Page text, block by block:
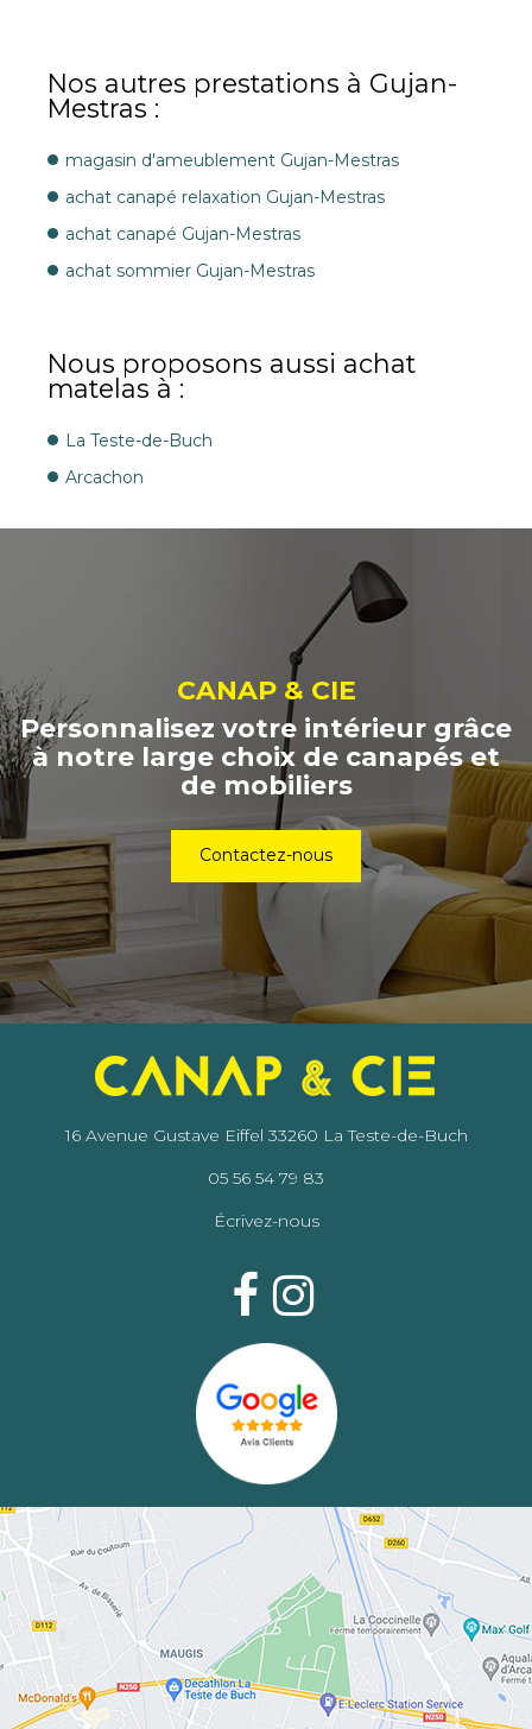
Nos autres prestations à Gujan-
Mestras :
magasin d'ameublement Gujan-Mestras
achat canapé relaxation Gujan-Mestras
achat canapé Gujan-Mestras
achat sommier Gujan-Mestras
Nous proposons aussi achat
matelas à :
La Teste-de-Buch
Arcachon
CANAP & CIE
Personnalisez votre intérieur grâce
à notre large choix de canapés et
de mobiliers
Contactez-nous
16 Avenue Gustave Eiffel 33260 La Teste-de-Buch
05 56 54 79 83
Écrivez-nous